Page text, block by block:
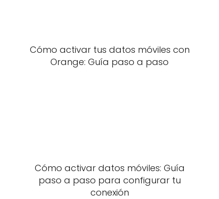
Cómo activar tus datos móviles con
Orange: Guía paso a paso
Cómo activar datos móviles: Guía
paso a paso para configurar tu
conexión